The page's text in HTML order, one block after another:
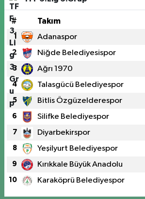
# Takım
1 Adanaspor
2 Niğde Belediyesispor
3 Ağrı 1970
4 Talasgücü Belediyespor
5 Bitlis Özgüzelderespor
6 Silifke Belediyespor
7 Diyarbekirspor
8 Yeşilyurt Belediyespor
9 Kırıkkale Büyük Anadolu
10 Karaköprü Belediyespor